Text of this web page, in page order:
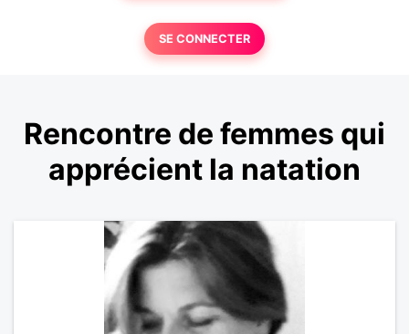
SE CONNECTER
Rencontre de femmes qui
apprécient la natation